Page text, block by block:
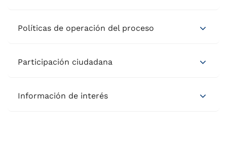
Políticas de operación del proceso
Participación ciudadana
Información de interés